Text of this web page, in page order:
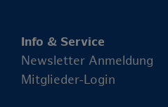
Info & Service
Newsletter Anmeldung
Mitglieder-Login